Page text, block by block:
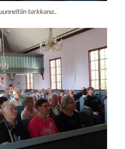
tarkkana..